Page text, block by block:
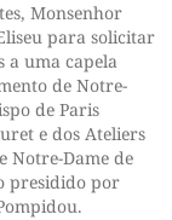
Monsenhor
para solicitar
a uma capela
de Notre-
de Paris
e dos Ateliers
Notre-Dame de
presidido por